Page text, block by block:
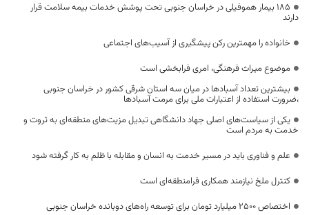
۱۸۵ بیمار هموفیلی در خراسان جنوبی تحت پوشش خدمات بیمه سلامت قرار
دارند
خانواده را مهمترین رکن پیشگیری از آسیب‌های اجتماعی
موضوع میراث فرهنگی، امری فرابخشی است
بیشترین تعداد آسبادها در میان سه استان شرقی کشور در خراسان جنوبی
،ضرورت استفاده از اعتبارات ملی برای مرمت آسبادها
یکی از سیاست‌های اصلی جهاد دانشگاهی تبدیل مزیت‌های منطقه‌ای به ثروت و
خدمت به مردم است
علم و فناوری باید در مسیر خدمت به انسان و مقابله با ظلم به کار گرفته شود
کنترل ملخ نیازمند همکاری فرامنطقه‌ای است
اختصاص 2500 میلیارد تومان برای توسعه راه‌های دوبانده خراسان جنوبی